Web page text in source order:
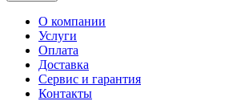
О компании
Услуги
Оплата
Доставка
Сервис и гарантия
Контакты